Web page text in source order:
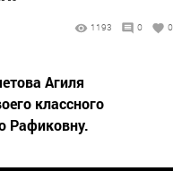
1193 0 0
Агиля
классного
Рафиковну.